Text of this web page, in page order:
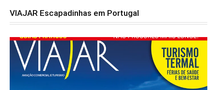
VIAJAR Escapadinhas em Portugal